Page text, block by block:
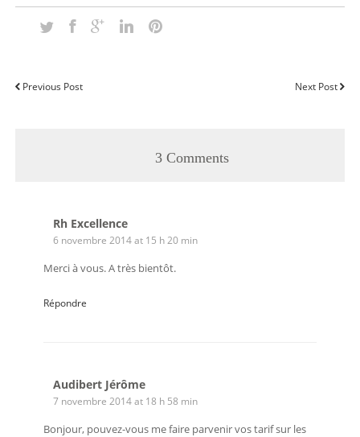
Previous Post Next Post
3 Comments
Rh Excellence
6 novembre 2014 at 15 h 20 min
Merci à vous. A très bientôt.
Répondre
Audibert Jérôme
7 novembre 2014 at 18 h 58 min
Bonjour, pouvez-vous me faire parvenir vos tarif sur les